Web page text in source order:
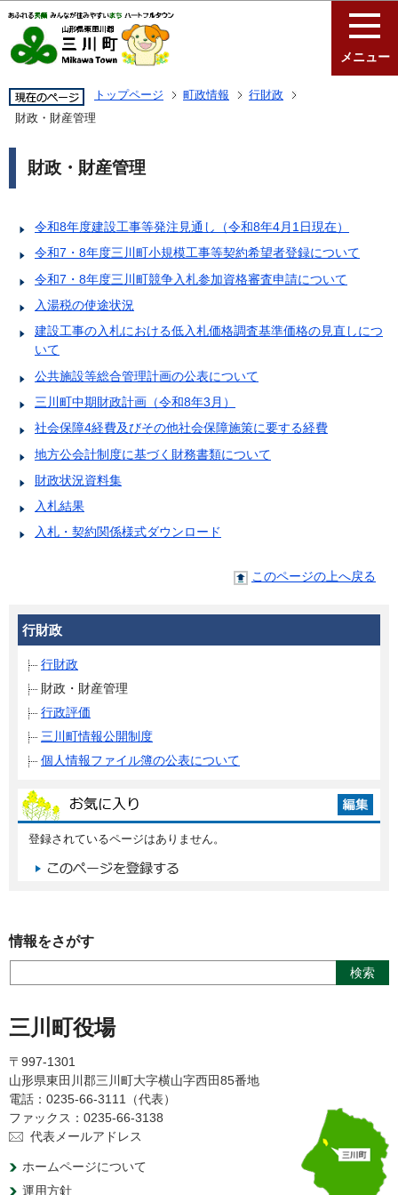
メニュー
トップページ 町政情報
行財政
財政・財産管理
財政・財産管理
令和8年度建設工事等発注見通し（令和8年4月1日現在）
令和7・8年度三川町小規模工事等契約希望者登録について
令和7・8年度三川町競争入札参加資格審査申請について
入湯税の使途状況
建設工事の入札における低入札価格調査基準価格の見直しにつ
いて
公共施設等総合管理計画の公表について
三川町中期財政計画（令和8年3月）
社会保障4経費及びその他社会保障施策に要する経費
地方公会計制度に基づく財務書類について
財政状況資料集
入札結果
入札・契約関係様式ダウンロード
このページの上へ戻る
行財政
行財政
財政・財産管理
行政評価
三川町情報公開制度
個人情報ファイル簿の公表について
登録されているページはありません。
情報をさがす
三川町役場
〒997-1301
山形県東田川郡三川町大字横山字西田85番地
電話：0235-66-3111（代表）
ファックス：0235-66-3138
代表メールアドレス
ホームページについて
運用方針